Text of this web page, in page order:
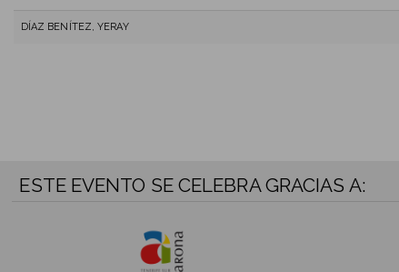
DÍAZ BENÍTEZ, YERAY
ESTE EVENTO SE CELEBRA GRACIAS A: